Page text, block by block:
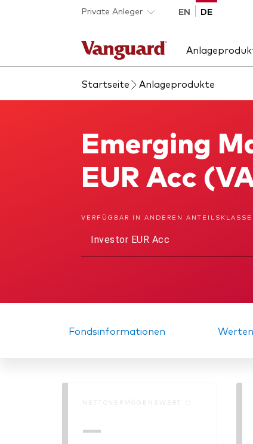
Skip to main content
Private Anleger EN DE
Produktart
Indexfonds
Wir stellen uns vor
Startseite Anlageprodukte
Emerging
EUR Acc
VERFÜGBAR IN ANDEREN
Investor EUR Acc
Fondsinformationen
NETTOVERMÖGENSWERT ()
—